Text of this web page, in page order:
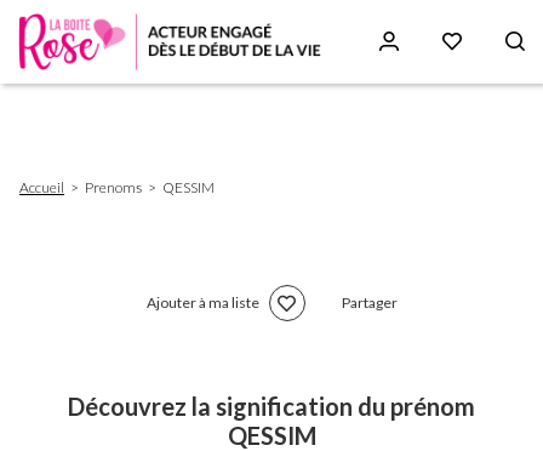
d'Ariane
Accueil Prenoms QESSIM
Ajouter à ma liste Partager
Découvrez la signification du prénom
QESSIM